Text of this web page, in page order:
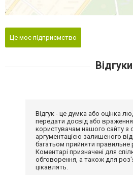
Це моє підприємство
Відгуки
Відгук - це думка або оцінка
передати досвід або
користувачам нашого сайту
аргументацією залишеного
багатьом прийняти правильне
Коментарі призначені для
обговорення, а також для
цікавлять.